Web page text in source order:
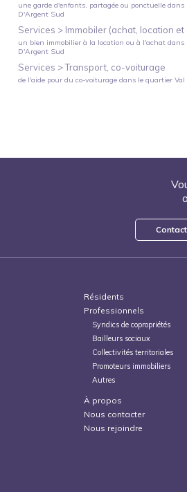
une garde d'enfants, partagée ou ponctuelledans
D'Argent Sud
Services > Immobiler (achat, location
un bien immobilier à la location ou à l'achatdans
D'Argent Sud
Services >Transport, co-voiturage
de l'aide pour du co-voituragedans le quartier Val
Résidents
Professionnels
Syndics de copropriétés
Bailleurs sociaux
Collectivités territoriales
Promoteurs immobiliers
Autres
À propos
Nous contacter
Nous rejoindre